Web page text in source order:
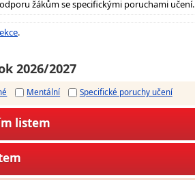
žákům se specifickými poruchami učení.
.
2026/2027
Mentální Specifické poruchy učení
listem